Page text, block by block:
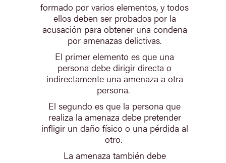
formado por varios elementos, y todos
ellos deben ser probados por la
acusación para obtener una condena
por amenazas delictivas.
El primer elemento es que una
persona debe dirigir directa o
indirectamente una amenaza a otra
persona.
El segundo es que la persona que
realiza la amenaza debe pretender
infligir un daño físico o una pérdida al
otro.
La amenaza también debe